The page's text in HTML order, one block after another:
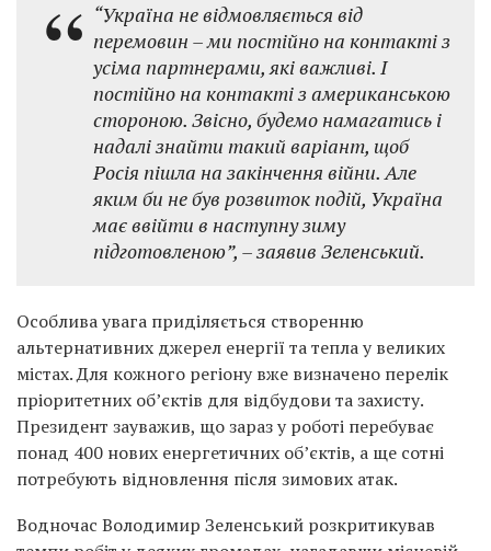
“Україна не відмовляється від
перемовин – ми постійно на контакті з
усіма партнерами, які важливі. І
постійно на контакті з американською
стороною. Звісно, будемо намагатись і
надалі знайти такий варіант, щоб
Росія пішла на закінчення війни. Але
яким би не був розвиток подій, Україна
має ввійти в наступну зиму
підготовленою”, – заявив Зеленський.
Особлива увага приділяється створенню
альтернативних джерел енергії та тепла у великих
містах. Для кожного регіону вже визначено перелік
пріоритетних об’єктів для відбудови та захисту.
Президент зауважив, що зараз у роботі перебуває
понад 400 нових енергетичних об’єктів, а ще сотні
потребують відновлення після зимових атак.
Водночас Володимир Зеленський розкритикував